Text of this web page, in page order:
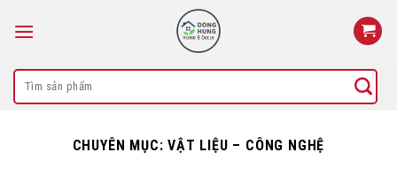
Search
for:
CHUYÊN MỤC:VẬT LIỆU – CÔNG NGHỆ